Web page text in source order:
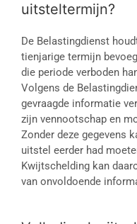
uitsteltermijn?
De Belastingdienst
tienjarige termijn
die periode verboden
Volgens de
gevraagde informatie
zijn vennootschap en
Zonder deze gegevens
uitstel eerder had
Kwijtschelding kan
van onvoldoende